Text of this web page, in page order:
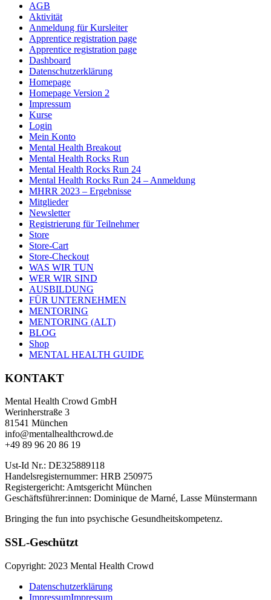
AGB
Aktivität
Anmeldung für Kursleiter
Apprentice registration page
Apprentice registration page
Dashboard
Datenschutzerklärung
Homepage
Homepage Version 2
Impressum
Kurse
Login
Mein Konto
Mental Health Breakout
Mental Health Rocks Run
Mental Health Rocks Run 24
Mental Health Rocks Run 24 – Anmeldung
MHRR 2023 – Ergebnisse
Mitglieder
Newsletter
Registrierung für Teilnehmer
Store
Store-Cart
Store-Checkout
WAS WIR TUN
WER WIR SIND
AUSBILDUNG
FÜR UNTERNEHMEN
MENTORING
MENTORING (ALT)
BLOG
Shop
MENTAL HEALTH GUIDE
KONTAKT
Mental Health Crowd GmbH
Werinherstraße 3
81541 München
info@mentalhealthcrowd.de
+49 89 96 20 86 19
Ust-Id Nr.: DE325889118
Handelsregisternummer: HRB 250975
Registergericht: Amtsgericht München
Geschäftsführer:innen: Dominique de Marné, Lasse Münstermann
Bringing the fun into psychische Gesundheitskompetenz.
SSL-Geschützt
Copyright: 2023 Mental Health Crowd
Datenschutzerklärung
ImpressumImpressum